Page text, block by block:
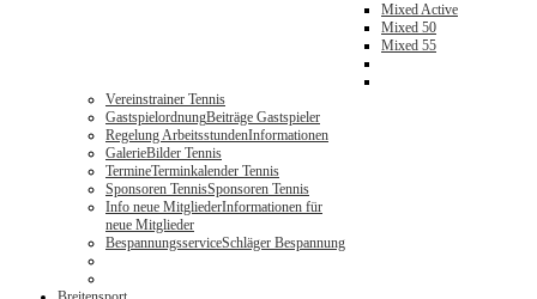
Mixed Active
Mixed 50
Mixed 55
Vereinstrainer Tennis
GastspielordnungBeiträge Gastspieler
Regelung ArbeitsstundenInformationen
GalerieBilder Tennis
TermineTerminkalender Tennis
Sponsoren TennisSponsoren Tennis
Info neue MitgliederInformationen für
neue Mitglieder
BespannungsserviceSchläger Bespannung